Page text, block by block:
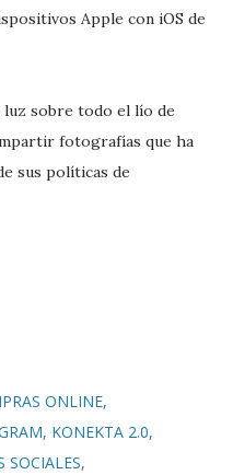
Apple con iOS de
sobre todo el lío de
fotografías que ha
sus políticas de
ONLINE
KONEKTA 2.0
SOCIALES